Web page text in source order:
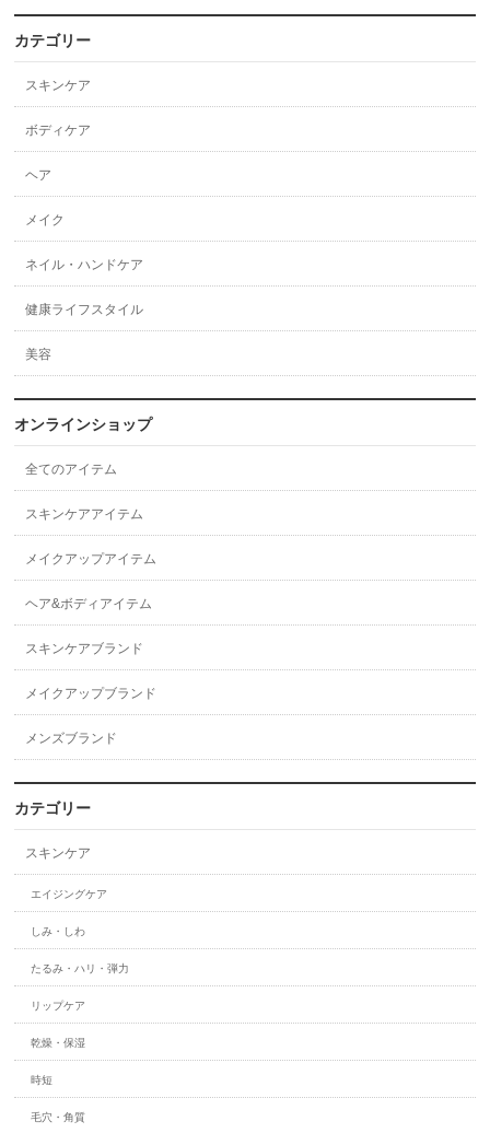
カテゴリー
スキンケア
ボディケア
ヘア
メイク
ネイル・ハンドケア
健康ライフスタイル
美容
オンラインショップ
全てのアイテム
スキンケアアイテム
メイクアップアイテム
ヘア&ボディアイテム
スキンケアブランド
メイクアップブランド
メンズブランド
カテゴリー
スキンケア
エイジングケア
しみ・しわ
たるみ・ハリ・弾力
リップケア
乾燥・保湿
時短
毛穴・角質